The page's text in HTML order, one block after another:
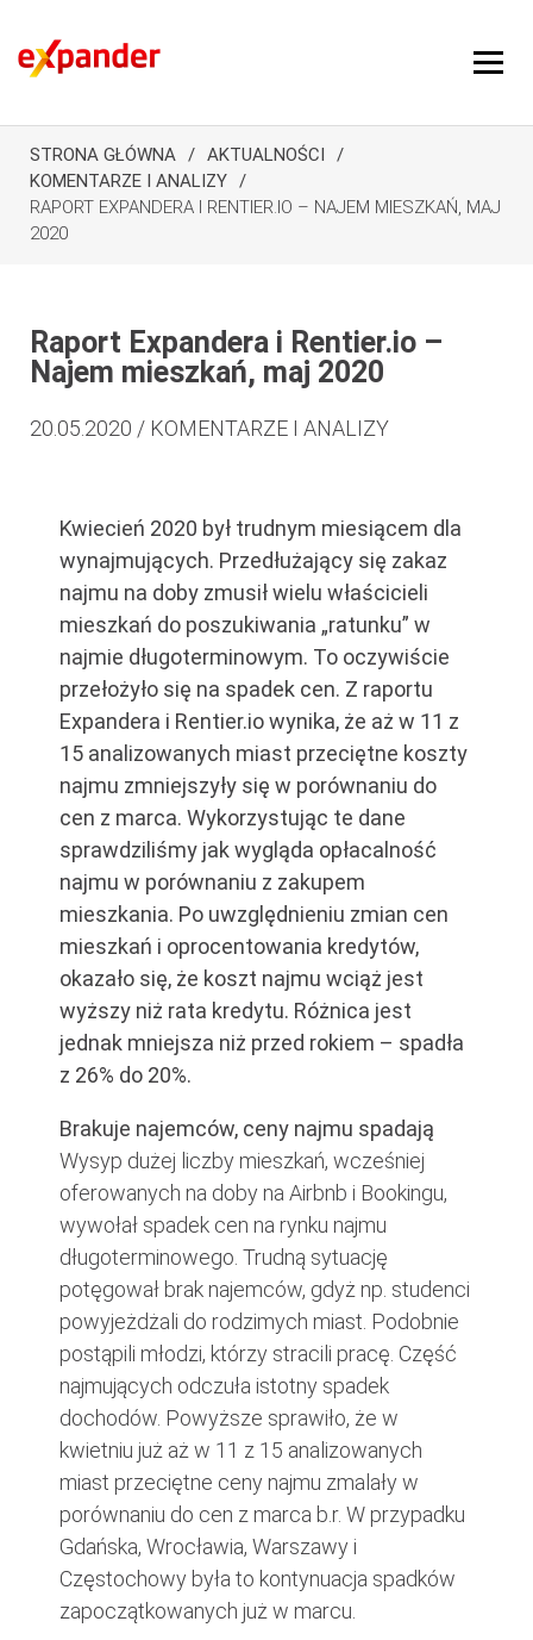
STRONA GŁÓWNA
AKTUALNOŚCI
KOMENTARZE I ANALIZY
RAPORT EXPANDERA I RENTIER.IO – NAJEM MIESZKAŃ, MAJ
2020
Raport Expandera i Rentier.io –
Najem mieszkań, maj 2020
20.05.2020 / KOMENTARZE I ANALIZY
Kwiecień 2020 był trudnym miesiącem dla
wynajmujących. Przedłużający się zakaz
najmu na doby zmusił wielu właścicieli
mieszkań do poszukiwania „ratunku” w
najmie długoterminowym. To oczywiście
przełożyło się na spadek cen. Z raportu
Expandera i Rentier.io wynika, że aż w 11 z
15 analizowanych miast przeciętne koszty
najmu zmniejszyły się w porównaniu do
cen z marca. Wykorzystując te dane
sprawdziliśmy jak wygląda opłacalność
najmu w porównaniu z zakupem
mieszkania. Po uwzględnieniu zmian cen
mieszkań i oprocentowania kredytów,
okazało się, że koszt najmu wciąż jest
wyższy niż rata kredytu. Różnica jest
jednak mniejsza niż przed rokiem – spadła
z 26% do 20%.
Brakuje najemców, ceny najmu spadają
Wysyp dużej liczby mieszkań, wcześniej
oferowanych na doby na Airbnb i Bookingu,
wywołał spadek cen na rynku najmu
długoterminowego. Trudną sytuację
potęgował brak najemców, gdyż np. studenci
powyjeżdżali do rodzimych miast. Podobnie
postąpili młodzi, którzy stracili pracę. Część
najmujących odczuła istotny spadek
dochodów. Powyższe sprawiło, że w
kwietniu już aż w 11 z 15 analizowanych
miast przeciętne ceny najmu zmalały w
porównaniu do cen z marca b.r. W przypadku
Gdańska, Wrocławia, Warszawy i
Częstochowy była to kontynuacja spadków
zapoczątkowanych już w marcu.